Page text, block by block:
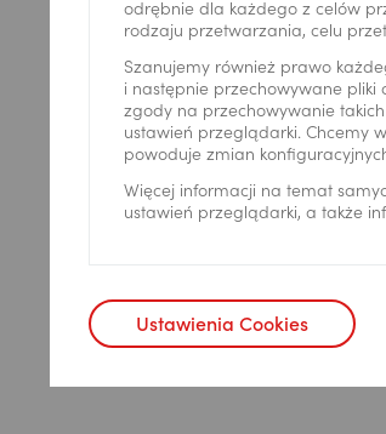
Nazwisko*
odrębnie dla każdego z celów
rodzaju przetwarzania, celu
Szanujemy również prawo
i następnie przechowywane pliki
zgody na przechowywanie
ustawień przeglądarki. Chcemy
powoduje zmian
Więcej informacji na temat
ustawień przeglądarki, a także
Ustawienia Cookies